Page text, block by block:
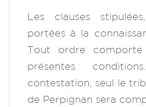
Les clauses
portées à la
Tout ordre comporte
présentes
contestation, seul le
de Perpignan sera